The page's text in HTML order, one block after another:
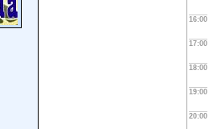
16:00
17:00
18:00
19:00
20:00